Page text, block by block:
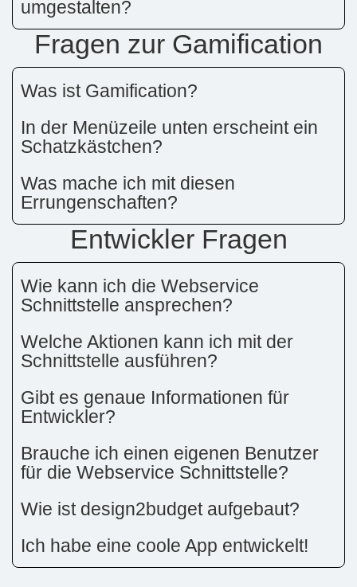
umgestalten?
Fragen zur Gamification
Was ist Gamification?
In der Menüzeile unten erscheint ein
Schatzkästchen?
Was mache ich mit diesen
Errungenschaften?
Entwickler Fragen
Wie kann ich die Webservice
Schnittstelle ansprechen?
Welche Aktionen kann ich mit der
Schnittstelle ausführen?
Gibt es genaue Informationen für
Entwickler?
Brauche ich einen eigenen Benutzer
für die Webservice Schnittstelle?
Wie ist design2budget aufgebaut?
Ich habe eine coole App entwickelt!